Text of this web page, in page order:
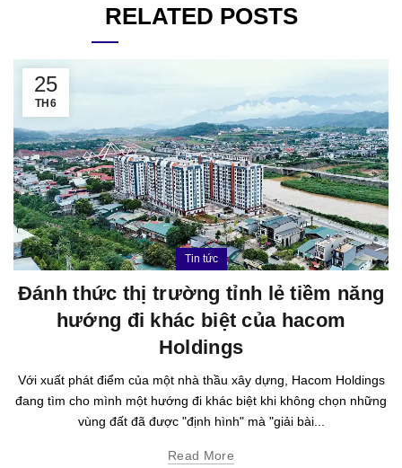
RELATED POSTS
25
TH6
Tin tức
Đánh thức thị trường tỉnh lẻ tiềm năng
hướng đi khác biệt của hacom
Holdings
Với xuất phát điểm của một nhà thầu xây dựng, Hacom Holdings
đang tìm cho mình một hướng đi khác biệt khi không chọn những
vùng đất đã được "định hình" mà "giải bài...
Read More